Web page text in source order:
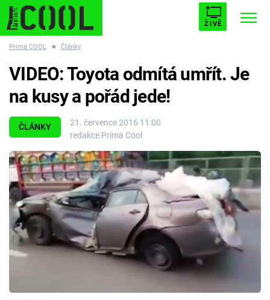
ŽIVĚ
ESCAPE PLNEJ KOTEL AVENGERS 5
Témata
Filmy
Seriály
Hry
Prima COOL ■ Články
ČLÁNKY
21. července 2016 11:00
redakce Prima Cool
VIDEO: Toyota odmítá umřít. Je
na kusy a pořád jede!